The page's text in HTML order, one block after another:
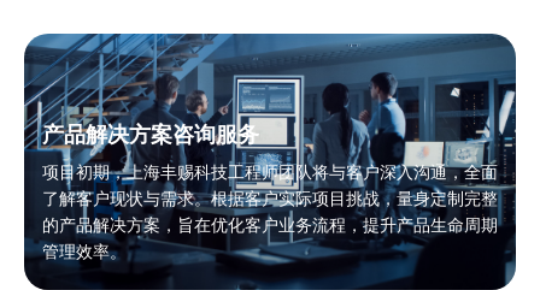
产品解决方案咨询服务
项目初期，上海丰赐科技工程师团队将与客户深入沟通，全面
了解客户现状与需求。根据客户实际项目挑战，量身定制完整
的产品解决方案，旨在优化客户业务流程，提升产品生命周期
管理效率。